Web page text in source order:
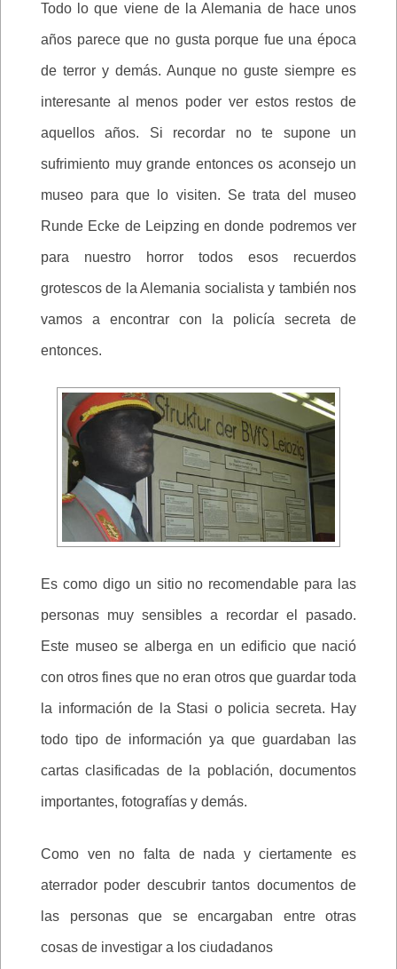
Todo lo que viene de la Alemania de hace unos
años parece que no gusta porque fue una época
de terror y demás. Aunque no guste siempre es
interesante al menos poder ver estos restos de
aquellos años. Si recordar no te supone un
sufrimiento muy grande entonces os aconsejo un
museo para que lo visiten. Se trata del museo
Runde Ecke de Leipzing en donde podremos ver
para nuestro horror todos esos recuerdos
grotescos de la Alemania socialista y también nos
vamos a encontrar con la policía secreta de
entonces.
Es como digo un sitio no recomendable para las
personas muy sensibles a recordar el pasado.
Este museo se alberga en un edificio que nació
con otros fines que no eran otros que guardar toda
la información de la Stasi o policia secreta. Hay
todo tipo de información ya que guardaban las
cartas clasificadas de la población, documentos
importantes, fotografías y demás.
Como ven no falta de nada y ciertamente es
aterrador poder descubrir tantos documentos de
las personas que se encargaban entre otras
cosas de investigar a los ciudadanos